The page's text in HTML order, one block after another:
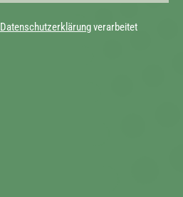
Datenschutzerklärungverarbeitet